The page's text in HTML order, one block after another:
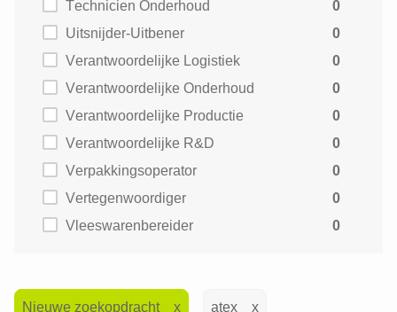
Technicien Onderhoud
0
Uitsnijder-Uitbener
0
Verantwoordelijke Logistiek
0
Verantwoordelijke Onderhoud
0
Verantwoordelijke Productie
0
Verantwoordelijke R&D
0
Verpakkingsoperator
0
Vertegenwoordiger
0
Vleeswarenbereider
0
Nieuwe zoekopdracht atex